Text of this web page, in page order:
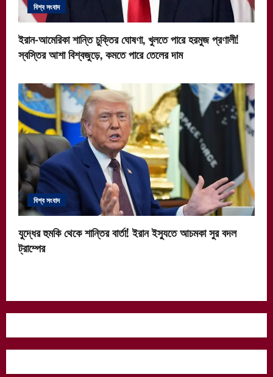
বিশ্ব সংবাদ
ইরান-আমেরিকা শান্তি চুক্তির ঘোষণা, খুলতে পারে হরমুজ প্রণালী!
স্বস্তির আশা বিশ্বজুড়ে, কমতে পারে তেলের দাম
বিশ্ব সংবাদ
যুদ্ধের হুমকি থেকে শান্তির বার্তা! ইরান ইস্যুতে আচমকা সুর বদল
ট্রাম্পের